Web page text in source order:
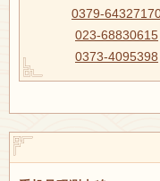
0379-
023-68830615
0373-4095398